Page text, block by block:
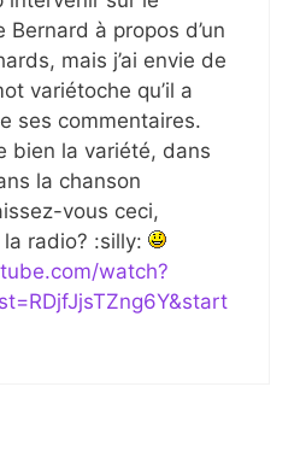
à propos d’un
mais j’ai envie de
variétoche qu’il a
ses commentaires.
bien la variété, dans
la chanson
vous ceci,
radio? :silly:
watch?